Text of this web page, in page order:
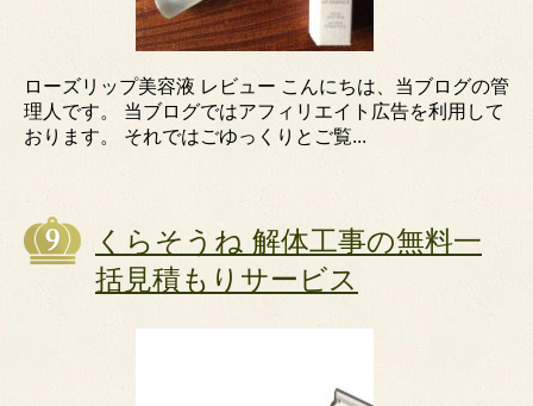
ローズリップ美容液 レビュー こんにちは、当ブログの管
理人です。 当ブログではアフィリエイト広告を利用して
おります。 それではごゆっくりとご覧...
くらそうね 解体工事の無料一
括見積もりサービス